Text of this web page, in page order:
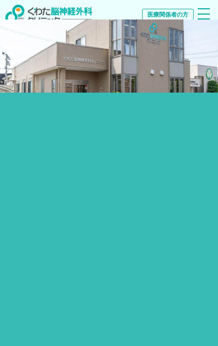
医療関係者の方